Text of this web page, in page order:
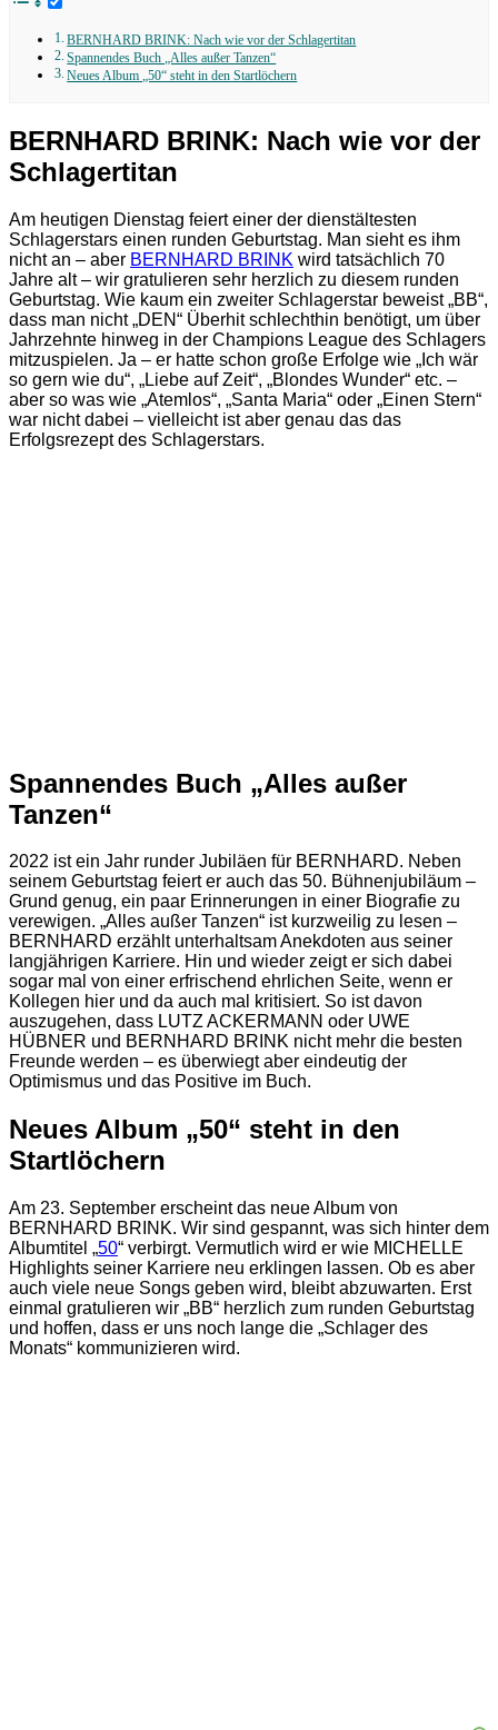
BERNHARD BRINK: Nach wie vor der Schlagertitan
Spannendes Buch „Alles außer Tanzen“
Neues Album „50“ steht in den Startlöchern
BERNHARD BRINK: Nach wie vor der
Schlagertitan
Am heutigen Dienstag feiert einer der dienstältesten
Schlagerstars einen runden Geburtstag. Man sieht es ihm
nicht an – aber BERNHARD BRINK wird tatsächlich 70
Jahre alt – wir gratulieren sehr herzlich zu diesem runden
Geburtstag. Wie kaum ein zweiter Schlagerstar beweist „BB“,
dass man nicht „DEN“ Überhit schlechthin benötigt, um über
Jahrzehnte hinweg in der Champions League des Schlagers
mitzuspielen. Ja – er hatte schon große Erfolge wie „Ich wär
so gern wie du“, „Liebe auf Zeit“, „Blondes Wunder“ etc. –
aber so was wie „Atemlos“, „Santa Maria“ oder „Einen Stern“
war nicht dabei – vielleicht ist aber genau das das
Erfolgsrezept des Schlagerstars.
Spannendes Buch „Alles außer
Tanzen“
2022 ist ein Jahr runder Jubiläen für BERNHARD. Neben
seinem Geburtstag feiert er auch das 50. Bühnenjubiläum –
Grund genug, ein paar Erinnerungen in einer Biografie zu
verewigen. „Alles außer Tanzen“ ist kurzweilig zu lesen –
BERNHARD erzählt unterhaltsam Anekdoten aus seiner
langjährigen Karriere. Hin und wieder zeigt er sich dabei
sogar mal von einer erfrischend ehrlichen Seite, wenn er
Kollegen hier und da auch mal kritisiert. So ist davon
auszugehen, dass LUTZ ACKERMANN oder UWE
HÜBNER und BERNHARD BRINK nicht mehr die besten
Freunde werden – es überwiegt aber eindeutig der
Optimismus und das Positive im Buch.
Neues Album „50“ steht in den
Startlöchern
Am 23. September erscheint das neue Album von
BERNHARD BRINK. Wir sind gespannt, was sich hinter dem
Albumtitel „50“ verbirgt. Vermutlich wird er wie MICHELLE
Highlights seiner Karriere neu erklingen lassen. Ob es aber
auch viele neue Songs geben wird, bleibt abzuwarten. Erst
einmal gratulieren wir „BB“ herzlich zum runden Geburtstag
und hoffen, dass er uns noch lange die „Schlager des
Monats“ kommunizieren wird.